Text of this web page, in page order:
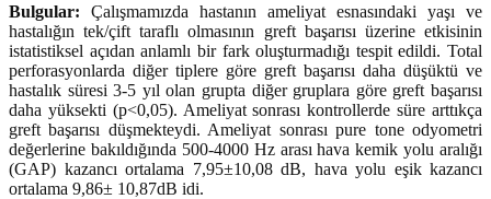
Bulgular: Çalışmamızda hastanın ameliyat esnasındaki yaşı ve
hastalığın tek/çift taraflı olmasının greft başarısı üzerine etkisinin
istatistiksel açıdan anlamlı bir fark oluşturmadığı tespit edildi. Total
perforasyonlarda diğer tiplere göre greft başarısı daha düşüktü ve
hastalık süresi 3-5 yıl olan grupta diğer gruplara göre greft başarısı
daha yüksekti (p<0,05). Ameliyat sonrası kontrollerde süre arttıkça
greft başarısı düşmekteydi. Ameliyat sonrası pure tone odyometri
değerlerine bakıldığında 500-4000 Hz arası hava kemik yolu aralığı
(GAP) kazancı ortalama 7,95±10,08 dB, hava yolu eşik kazancı
ortalama 9,86± 10,87dB idi.